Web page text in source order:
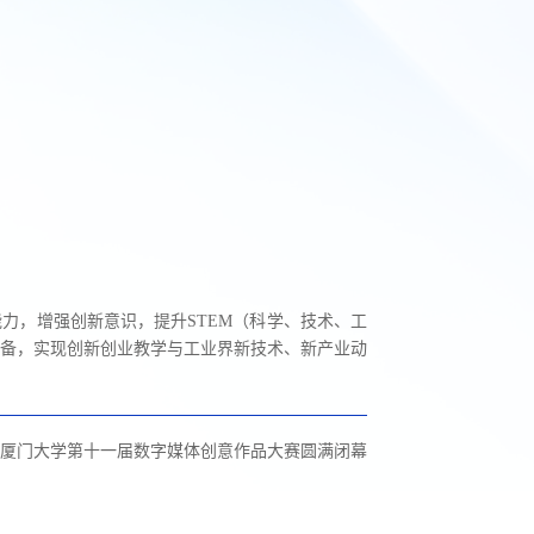
，增强创新意识，提升STEM（科学、技术、工
，实现创新创业教学与工业界新技术、新产业动
厦门大学第十一届数字媒体创意作品大赛圆满闭幕